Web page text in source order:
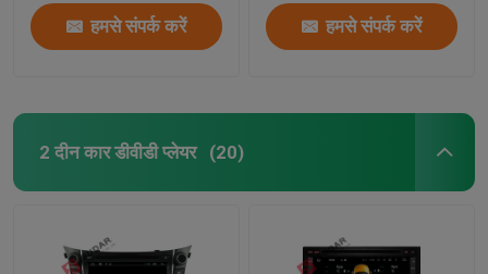
हमसे संपर्क करें हमसे संपर्क करें
2 दीन कार डीवीडी प्लेयर (20)